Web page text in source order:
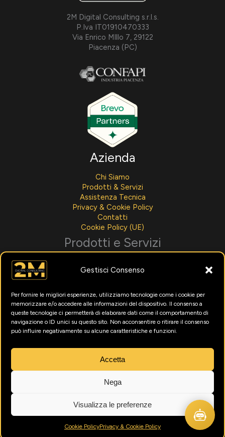
Gestisci Consenso
Per fornire le migliori esperienze, utilizziamo tecnologie come i cookie per
memorizzare e/o accedere alle informazioni del dispositivo. Il consenso a
queste tecnologie ci permetterà di elaborare dati come il comportamento di
navigazione o ID unici su questo sito. Non acconsentire o ritirare il consenso
può influire negativamente su alcune caratteristiche e funzioni.
Accetta
Nega
Visualizza le preferenze
Cookie PolicyPrivacy & Cookie Policy
2M Digital Consulting s.r.l.s.
P.Iva IT01910470333
Via Enrico MIllo 7, 29122
Piacenza (PC)
Azienda
Chi Siamo
Prodotti & Servizi
Assistenza Tecnica
Privacy & Cookie Policy
Contatti
Cookie Policy (UE)
Prodotti e Servizi
Integrazioni AI
Noleggio Per Aziende
Menù Digitali
Formazione Intelligenza Artificiale
Marketing Digitale
Utility
News
© 2026 2M Digital Consulting srls. Tutti i diritti riservati. P.IVA
01910470333